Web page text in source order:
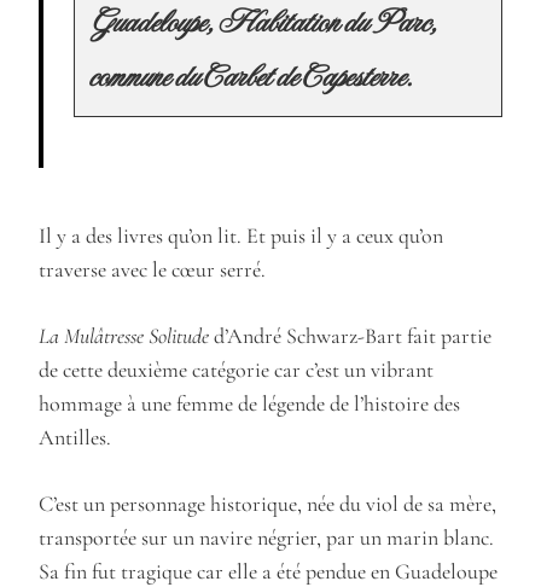
Guadeloupe, Habitation du Parc,
commune du Carbet de Capesterre.
Il y a des livres qu’on lit. Et puis il y a ceux qu’on
traverse avec le cœur serré.
La Mulâtresse Solituded’André Schwarz-Bart fait partie
de cette deuxième catégorie car c’est un vibrant
hommage à une femme de légende de l’histoire des
Antilles.
C’est un personnage historique, née du viol de sa mère,
transportée sur un navire négrier, par un marin blanc.
Sa fin fut tragique car elle a été pendue en Guadeloupe